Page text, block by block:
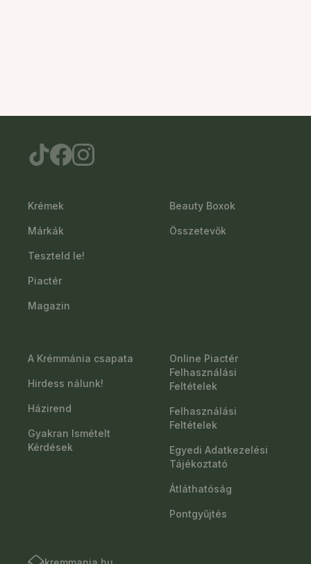
Krémek
Márkák
Teszteld le!
Piactér
Magazin
Beauty Boxok
Összetevők
A Krémmánia csapata
Hirdess nálunk!
Házirend
Gyakran Ismételt
Kérdések
Online Piactér
Felhasználási
Feltételek
Felhasználási
Feltételek
Egyedi Adatkezelési
Tájékoztató
Átláthatóság
Pontgyűjtés